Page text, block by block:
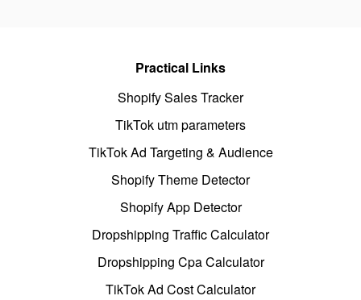
Practical Links
Shopify Sales Tracker
TikTok utm parameters
TikTok Ad Targeting & Audience
Shopify Theme Detector
Shopify App Detector
Dropshipping Traffic Calculator
Dropshipping Cpa Calculator
TikTok Ad Cost Calculator